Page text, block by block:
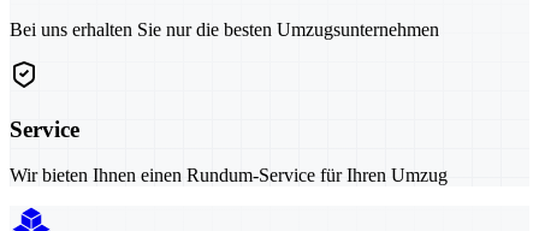
Bei uns erhalten Sie nur die besten Umzugsunternehmen
Service
Wir bieten Ihnen einen Rundum-Service für Ihren Umzug